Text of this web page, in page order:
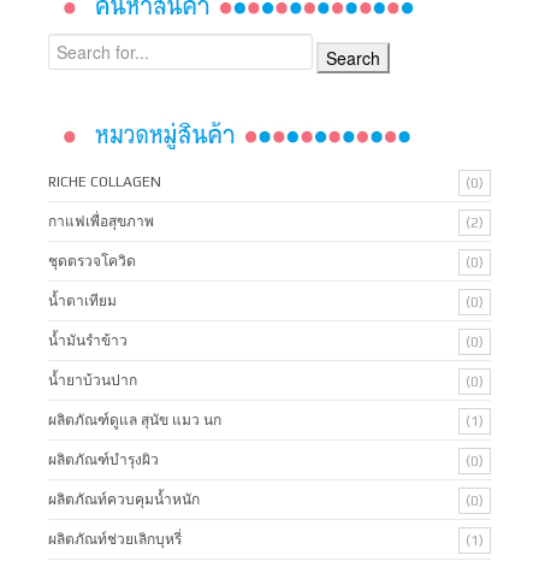
RICHE COLLAGEN (0)
กาแฟเพื่อสุขภาพ (2)
ชุดตรวจโควิด (0)
น้ำตาเทียม (0)
น้ำมันรำข้าว (0)
น้ำยาบ้วนปาก (0)
ผลิตภัณฑ์ดูแล สุนัข แมว นก (1)
ผลิตภัณฑ์บํารุงผิว (0)
ผลิตภัณท์ควบคุมน้ำหนัก (0)
ผลิตภัณท์ช่วยเลิกบุหรี่ (1)